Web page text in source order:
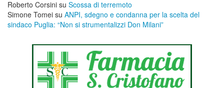
Roberto Corsini su Scossa di terremoto
Simone Tomei su ANPI, sdegno e condanna per la scelta del
sindaco Puglia: “Non si strumentalizzi Don Milani”